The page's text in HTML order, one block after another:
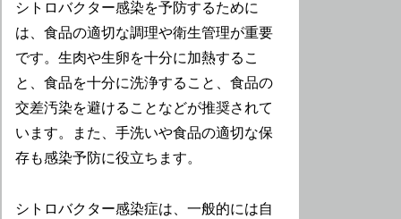
シトロバクター感染を予防するために
は、食品の適切な調理や衛生管理が重要
です。生肉や生卵を十分に加熱するこ
と、食品を十分に洗浄すること、食品の
交差汚染を避けることなどが推奨されて
います。また、手洗いや食品の適切な保
存も感染予防に役立ちます。
シトロバクター感染症は、一般的には自